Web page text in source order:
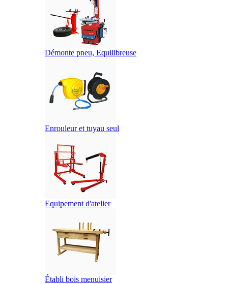
Démonte pneu, Equilibreuse
Enrouleur et tuyau seul
Equipement d'atelier
Établi bois menuisier